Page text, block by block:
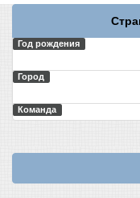
Год рождения
Город
Команда